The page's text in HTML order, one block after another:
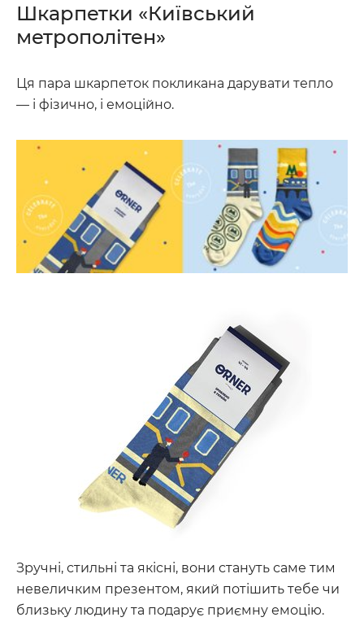
Шкарпетки «Київський
метрополітен»
Ця пара шкарпеток покликана дарувати тепло
— і фізично, і емоційно.
Зручні, стильні та якісні, вони стануть саме тим
невеличким презентом, який потішить тебе чи
близьку людину та подарує приємну емоцію.